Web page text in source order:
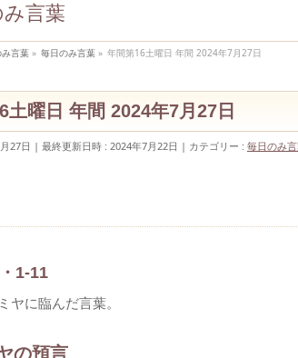
言葉
言葉 » 毎日のみ言葉 » 年間第16土曜日 年間 2024年7月27日
土曜日 年間 2024年7月27日
27日 最終更新日時 : 2024年7月22日 カテゴリー : 毎日のみ
1-11
ヤに臨んだ言葉。
の預言